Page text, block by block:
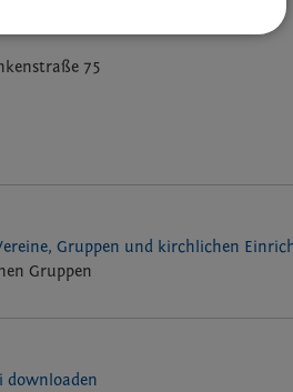
75
Gruppen und kirchlichen
Gruppen
downloaden